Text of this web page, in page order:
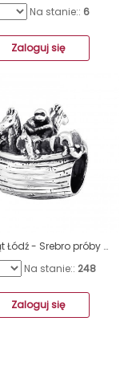
Na stanie:: 6
Zaloguj się
Zwierząt Łódź - Srebro próby 925 Charmsy bez kamieni A4S10216
Na stanie:: 248
Zaloguj się